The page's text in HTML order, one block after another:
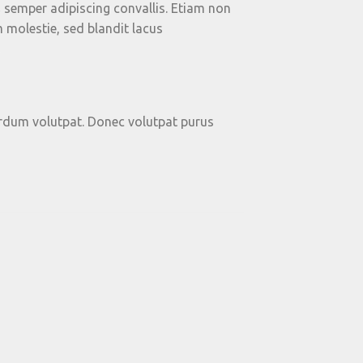
adipiscing convallis. Etiam non
molestie, sed blandit lacus
volutpat. Donec volutpat purus